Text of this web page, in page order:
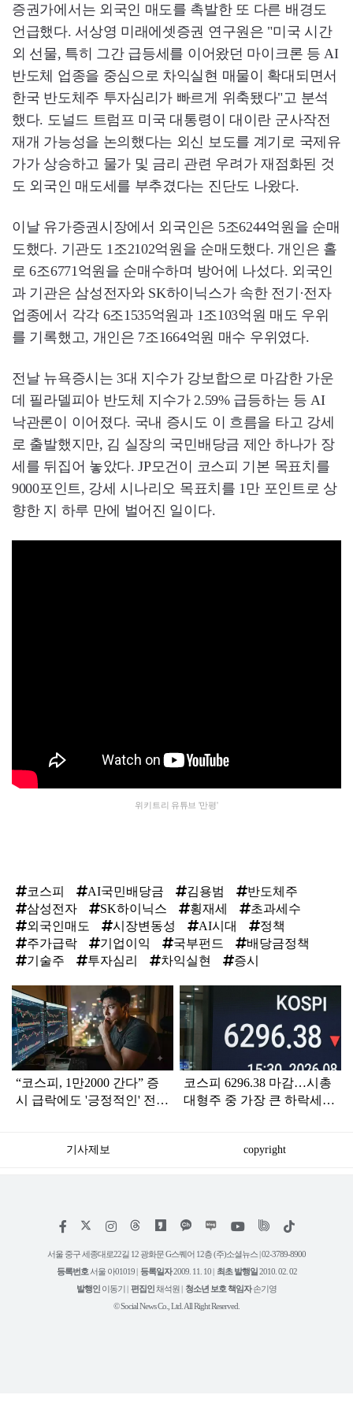
증권가에서는 외국인 매도를 촉발한 또 다른 배경도
언급했다. 서상영 미래에셋증권 연구원은 "미국 시간
외 선물, 특히 그간 급등세를 이어왔던 마이크론 등 AI
반도체 업종을 중심으로 차익실현 매물이 확대되면서
한국 반도체주 투자심리가 빠르게 위축됐다"고 분석
했다. 도널드 트럼프 미국 대통령이 대이란 군사작전
재개 가능성을 논의했다는 외신 보도를 계기로 국제유
가가 상승하고 물가 및 금리 관련 우려가 재점화된 것
도 외국인 매도세를 부추겼다는 진단도 나왔다.
이날 유가증권시장에서 외국인은 5조6244억원을 순매
도했다. 기관도 1조2102억원을 순매도했다. 개인은 홀
로 6조6771억원을 순매수하며 방어에 나섰다. 외국인
과 기관은 삼성전자와 SK하이닉스가 속한 전기·전자
업종에서 각각 6조1535억원과 1조103억원 매도 우위
를 기록했고, 개인은 7조1664억원 매수 우위였다.
전날 뉴욕증시는 3대 지수가 강보합으로 마감한 가운
데 필라델피아 반도체 지수가 2.59% 급등하는 등 AI
낙관론이 이어졌다. 국내 증시도 이 흐름을 타고 강세
로 출발했지만, 김 실장의 국민배당금 제안 하나가 장
세를 뒤집어 놓았다. JP모건이 코스피 기본 목표치를
9000포인트, 강세 시나리오 목표치를 1만 포인트로 상
향한 지 하루 만에 벌어진 일이다.
위키트리 유튜브 '만평'
코스피 AI국민배당금 김용범
반도체주
삼성전자
SK하이닉스 횡재세
초과세수
외국인매도
시장변동성 AI시대
정책
주가급락
기업이익 국부펀드
배당금정책
기술주
투자심리 차익실현 증시
탑
라
인
“코스피, 1만2000 간다” 증
시 급락에도 '긍정적인' 전망
코스피 6296.38 마감…시총
대형주 중 가장 큰 하락세를
기사제보 copyright
페
스
인
타
램
위
트
유
튜
틱
서울 중구 세종대로22길 12 광화문 G스퀘어 12층 (주)소셜뉴스 | 02-3789-8900
등록번호 서울 아01019 | 등록일자2009. 11. 10 | 최초 발행일 2010. 02. 02
발행인 이동기 | 편집인 채석원 | 청소년 보호 책임자손기영
© Social News Co., Ltd. All Right Reserved.